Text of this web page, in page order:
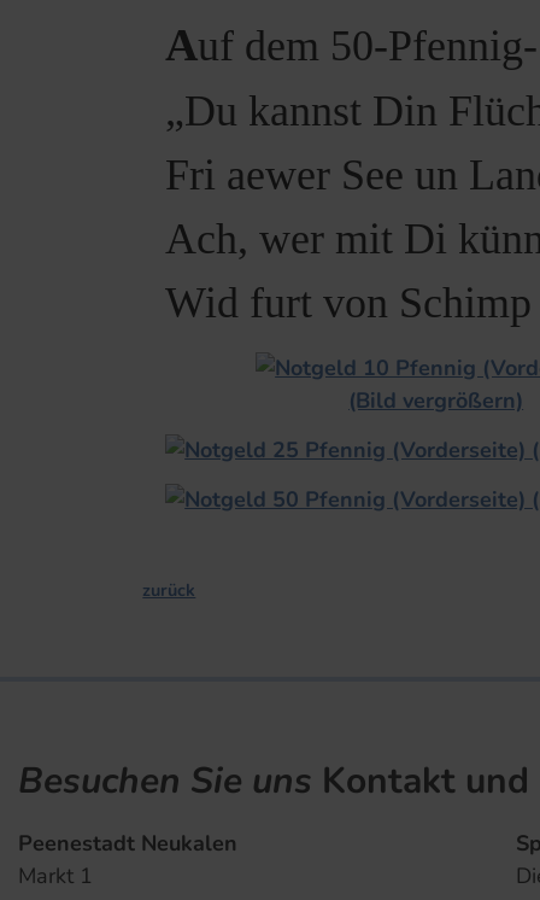
Auf dem 50-
„Du kannst Din
Fri aewer See un
Ach, wer mit Di
Wid furt von Schimp
zurück
Besuchen Sie uns Kontakt
Peenestadt Neukalen
Markt 1